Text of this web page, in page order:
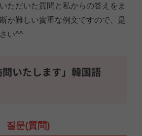
ただいた質問と私からの答えをま
が難しい貴重な例文ですので、是
い^^
問いたします」韓国語
질문(質問)